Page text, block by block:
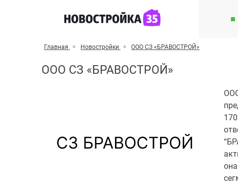
Главная Новостройки ООО СЗ «БРАВОСТРОЙ»
ООО СЗ «БРАВОСТРОЙ»